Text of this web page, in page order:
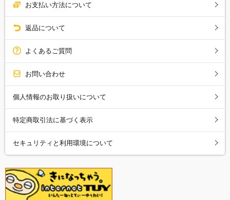
お支払い方法について
返品について
よくあるご質問
お問い合わせ
個人情報のお取り扱いについて
特定商取引法に基づく表示
セキュリティと利用環境について